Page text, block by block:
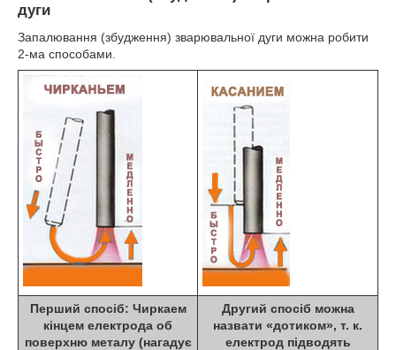
дуги
Запалювання (збудження) зварювальної дуги можна робити
2-ма способами.
Перший спосіб: Чиркаем
кінцем електрода об
поверхню металу (нагадує
Другий спосіб можна
назвати «дотиком», т. к.
електрод підводять